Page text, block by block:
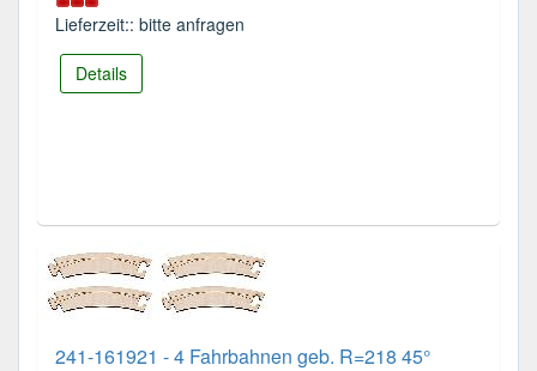
Lieferzeit:: bitte anfragen
Details
241-161921 - 4 Fahrbahnen geb. R=218 45°